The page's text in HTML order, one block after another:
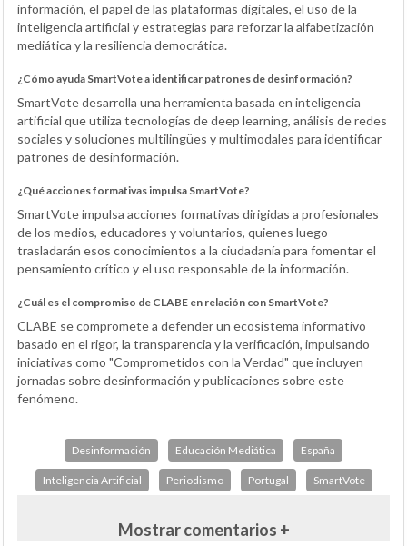
información, el papel de las plataformas digitales, el uso de la
inteligencia artificial y estrategias para reforzar la alfabetización
mediática y la resiliencia democrática.
¿Cómo ayuda SmartVote a identificar patrones de desinformación?
SmartVote desarrolla una herramienta basada en inteligencia
artificial que utiliza tecnologías de deep learning, análisis de redes
sociales y soluciones multilingües y multimodales para identificar
patrones de desinformación.
¿Qué acciones formativas impulsa SmartVote?
SmartVote impulsa acciones formativas dirigidas a profesionales
de los medios, educadores y voluntarios, quienes luego
trasladarán esos conocimientos a la ciudadanía para fomentar el
pensamiento crítico y el uso responsable de la información.
¿Cuál es el compromiso de CLABE en relación con SmartVote?
CLABE se compromete a defender un ecosistema informativo
basado en el rigor, la transparencia y la verificación, impulsando
iniciativas como "Comprometidos con la Verdad" que incluyen
jornadas sobre desinformación y publicaciones sobre este
fenómeno.
Desinformación Educación Mediática España
Inteligencia Artificial Periodismo Portugal SmartVote
Mostrar comentarios +